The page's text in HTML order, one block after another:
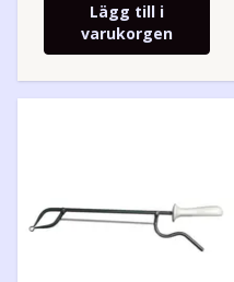
Lägg till i
varukorgen